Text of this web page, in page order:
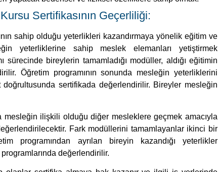
doğrultusunda sertifikada değerlendirilir. Bireyler mesleğin
ilişkili olduğu diğer mesleklere geçmek amacıyla
Fark modüllerini tamamlayanlar ikinci bir
programından ayrılan bireyin kazandığı yeterlikler
değerlendirilir.
sertifika almaya hak kazanır ve ilgili iş yerlerinde
İnsan Kaynakları programı sonucunda katılacağınız kurs
Eğitim Bakanlığı onaylı kurs bitirme belgesi olduğu için
ve devlet kurumlarının kabul etmesi zorunludur. Devlet